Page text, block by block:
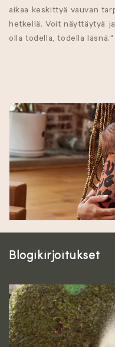
l
m
aikaa keskittyä vauvan
hetkellä. Voit näyttäytyä
olla todella, todella läsnä."
Blogikirjoitukset